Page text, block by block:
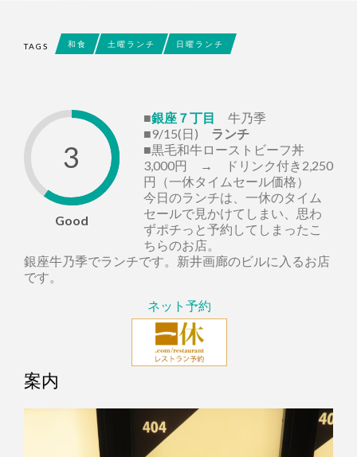
TAGS 和食 土曜ランチ 日曜ランチ
3
Good
■銀座７丁目
牛乃季
■9/15(日) ランチ
■黒毛和牛ローストビーフ丼
3,000円 → ドリンク付き2,250
円（一休タイムセール価格）
今日のランチは、一休のタイム
セールで見かけてしまい、思わ
ずポチっと予約してしまったこ
ちらのお店。
銀座牛乃季でランチです。新井画廊のビルに入るお店
です。
ネット予約
案内